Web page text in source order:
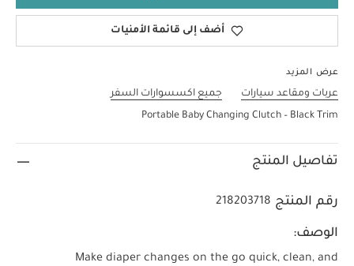
أضف إلى قائمة الأمنيات
عرض المزيد
عربات ومقاعد سيارات
جميع اكسسوارات السفر
Portable Baby Changing Clutch – Black Trim
تفاصيل المنتج
رقم المنتج 218203718
الوصف:
Make diaper changes on the go quick, clean, and